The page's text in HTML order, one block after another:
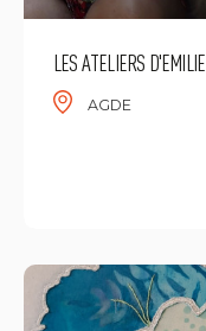
LES ATELIERS D'EMILIE
AGDE